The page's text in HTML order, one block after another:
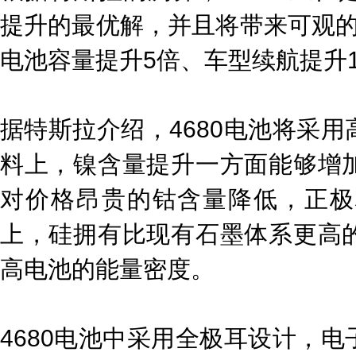
提升的最优解，并且将带来可观
电池容量提升5倍、车型续航提
据特斯拉介绍，4680电池将采
料上，镍含量提升一方面能够增
对价格昂贵的钴含量降低，正
上，硅拥有比现有石墨体系更
高电池的能量密度。
4680电池中采用全极耳设计，